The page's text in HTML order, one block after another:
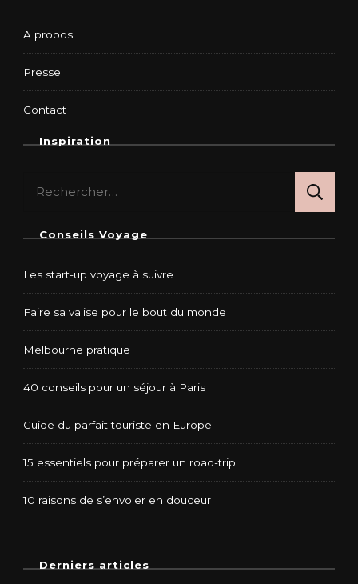
A propos
Presse
Contact
Inspiration
Conseils Voyage
Les start-up voyage à suivre
Faire sa valise pour le bout du monde
Melbourne pratique
40 conseils pour un séjour à Paris
Guide du parfait touriste en Europe
15 essentiels pour préparer un road-trip
10 raisons de s’envoler en douceur
Derniers articles